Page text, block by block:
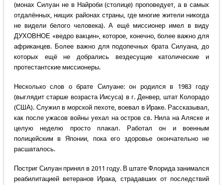
(монах Силуан не в Найроби (столице) проповедует, а в самых
отдалённых, нищих районах страны, где многие жители никогда
не видели белого человека). А ещё миссионер имел в виду
ДУХОВНОЕ «ведро вакцин», которое, конечно, более важно для
африканцев. Более важно для подопечных брата Силуана, до
которых ещё не добрались вездесущие католические и
протестантские миссионеры.
Несколько слов о брате Силуане: он родился в 1983 году
(выглядит старше возраста Иисуса) в г. Денвер, штат Колорадо
(США). Служил в морской пехоте, воевал в Ираке. Рассказывал,
как после ужасов войны уехал на остров св. Нила на Аляске и
целую неделю просто плакал. Работал он и военным
полицейским в Японии, пока его здоровье окончательно не
расшаталось.
Постриг Силуан принял в 2011 году. В штате Флорида занимался
реабилитацией ветеранов Ирака, страдавших от последствий